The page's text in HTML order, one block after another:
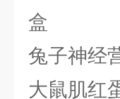
盒
兔子神经
大鼠肌红